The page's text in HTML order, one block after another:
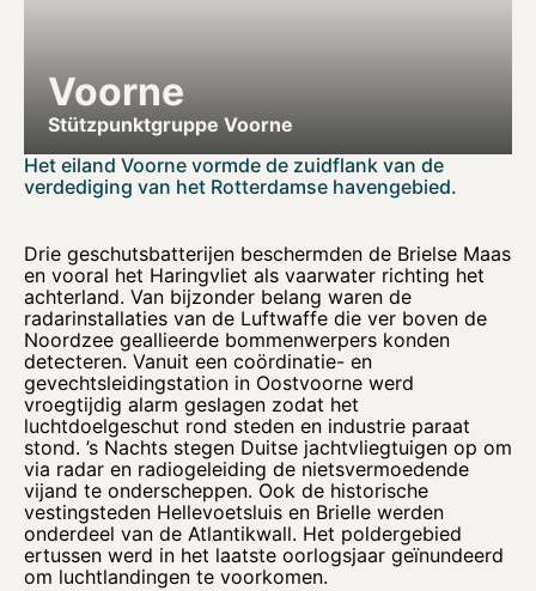
Voorne
Stützpunktgruppe Voorne
Het eiland Voorne vormde de zuidflank van de
verdediging van het Rotterdamse havengebied.
Drie geschutsbatterijen beschermden de Brielse Maas
en vooral het Haringvliet als vaarwater richting het
achterland. Van bijzonder belang waren de
radarinstallaties van de Luftwaffe die ver boven de
Noordzee geallieerde bommenwerpers konden
detecteren. Vanuit een coördinatie- en
gevechtsleidingstation in Oostvoorne werd
vroegtijdig alarm geslagen zodat het
luchtdoelgeschut rond steden en industrie paraat
stond. ’s Nachts stegen Duitse jachtvliegtuigen op om
via radar en radiogeleiding de nietsvermoedende
vijand te onderscheppen. Ook de historische
vestingsteden Hellevoetsluis en Brielle werden
onderdeel van de Atlantikwall. Het poldergebied
ertussen werd in het laatste oorlogsjaar geïnundeerd
om luchtlandingen te voorkomen.